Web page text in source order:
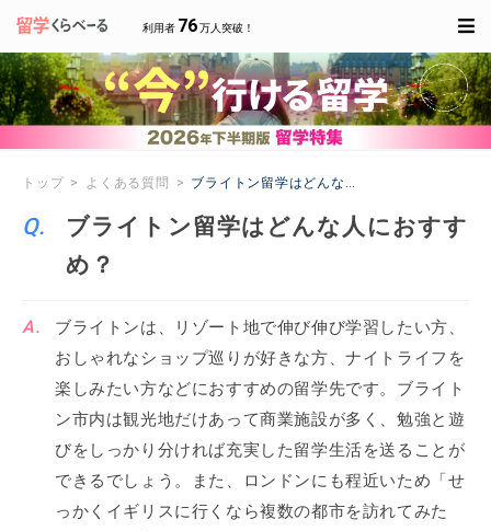
利用者 76万人突破！
トップ よくある質問 ブライトン留学はどんな人におすすめ？
ブライトン留学はどんな人におすす
め？
ブライトンは、リゾート地で伸び伸び学習したい方、
おしゃれなショップ巡りが好きな方、ナイトライフを
楽しみたい方などにおすすめの留学先です。ブライト
ン市内は観光地だけあって商業施設が多く、勉強と遊
びをしっかり分ければ充実した留学生活を送ることが
できるでしょう。また、ロンドンにも程近いため「せ
っかくイギリスに行くなら複数の都市を訪れてみた